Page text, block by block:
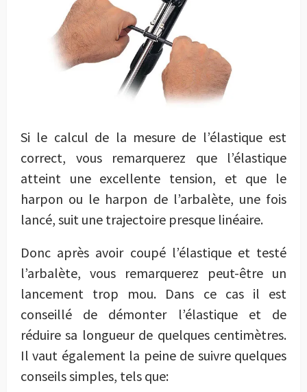
Si le calcul de la mesure de l’élastique est
correct, vous remarquerez que l’élastique
atteint une excellente tension, et que le
harpon ou le harpon de l’arbalète, une fois
lancé, suit une trajectoire presque linéaire.
Donc après avoir coupé l’élastique et testé
l’arbalète, vous remarquerez peut-être un
lancement trop mou. Dans ce cas il est
conseillé de démonter l’élastique et de
réduire sa longueur de quelques centimètres.
Il vaut également la peine de suivre quelques
conseils simples, tels que: